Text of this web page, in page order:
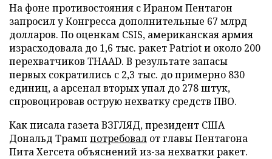
На фоне противостояния с Ираном Пентагон
запросил у Конгресса дополнительные 67 млрд
долларов. По оценкам CSIS, американская армия
израсходовала до 1,6 тыс. ракет Patriot и около 200
перехватчиков THAAD. В результате запасы
первых сократились с 2,3 тыс. до примерно 830
единиц, а арсенал вторых упал до 278 штук,
спровоцировав острую нехватку средств ПВО.
Как писала газета ВЗГЛЯД, президент США
Дональд Трамп потребовал от главы Пентагона
Пита Хегсета объяснений из-за нехватки ракет.